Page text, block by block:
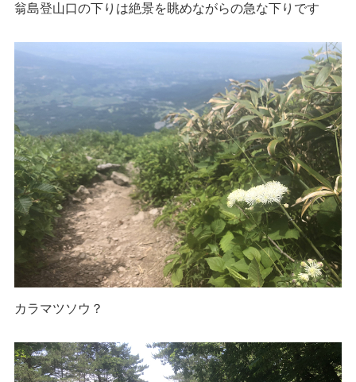
翁島登山口の下りは絶景を眺めながらの急な下りです
カラマツソウ？